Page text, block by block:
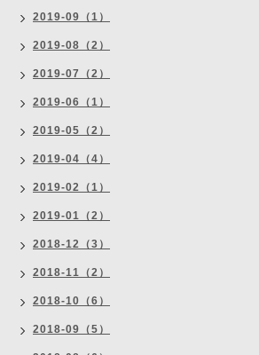
2019-09（1）
2019-08（2）
2019-07（2）
2019-06（1）
2019-05（2）
2019-04（4）
2019-02（1）
2019-01（2）
2018-12（3）
2018-11（2）
2018-10（6）
2018-09（5）